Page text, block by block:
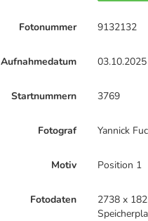
Fotonummer 9132132
Aufnahmedatum
Startnummern 3769
Fotograf Yannick
Motiv Position 1
Fotodaten
2738 x